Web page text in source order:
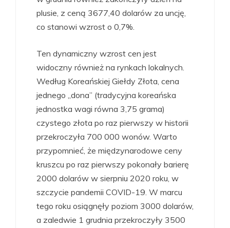
plusie, z ceną 3677,40 dolarów za uncję,
co stanowi wzrost o 0,7%.
Ten dynamiczny wzrost cen jest
widoczny również na rynkach lokalnych.
Według Koreańskiej Giełdy Złota, cena
jednego „dona” (tradycyjna koreańska
jednostka wagi równa 3,75 grama)
czystego złota po raz pierwszy w historii
przekroczyła 700 000 wonów. Warto
przypomnieć, że międzynarodowe ceny
kruszcu po raz pierwszy pokonały barierę
2000 dolarów w sierpniu 2020 roku, w
szczycie pandemii COVID-19. W marcu
tego roku osiągnęły poziom 3000 dolarów,
a zaledwie 1 grudnia przekroczyły 3500